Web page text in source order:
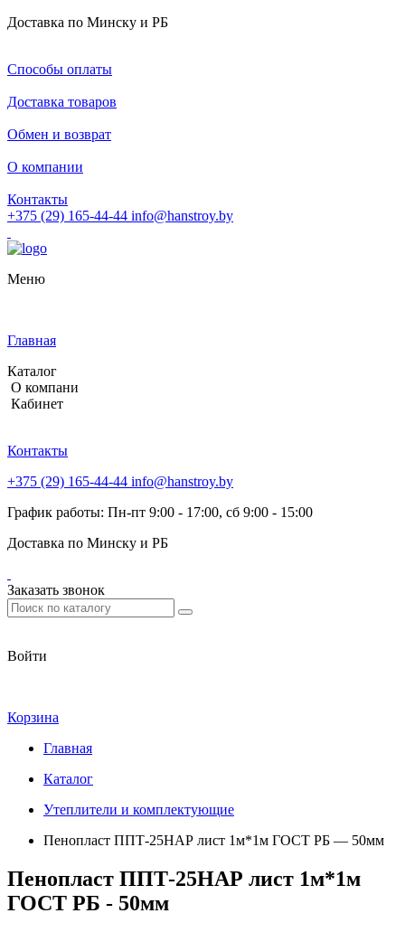
Доставка по Минску и РБ
Способы оплаты
Доставка товаров
Обмен и возврат
О компании
Контакты
+375 (29) 165-44-44 info@hanstroy.by
Меню
Главная
Каталог
О компани
Кабинет
Контакты
+375 (29) 165-44-44 info@hanstroy.by
График работы: Пн-пт 9:00 - 17:00, сб 9:00 - 15:00
Доставка по Минску и РБ
Заказать звонок
Войти
Корзина
Главная
Каталог
Утеплители и комплектующие
Пенопласт ППТ-25НАР лист 1м*1м ГОСТ РБ — 50мм
Пенопласт ППТ-25НАР лист 1м*1м
ГОСТ РБ - 50мм